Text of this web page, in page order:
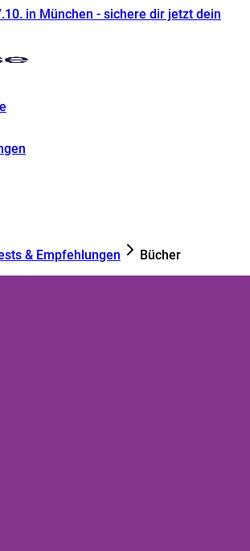
in München - sichere dir jetzt dein
& Empfehlungen Bücher